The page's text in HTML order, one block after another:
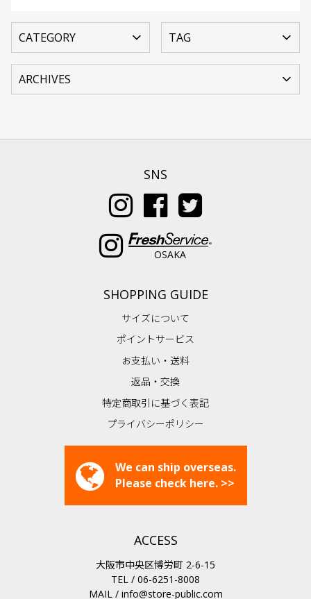
SNS
OSAKA
SHOPPING GUIDE
サイズについて
ポイントサービス
お支払い・送料
返品・交換
特定商取引に基づく表記
プライバシーポリシー
We can ship overseas.
Please check here. >>
ACCESS
大阪市中央区博労町 2-6-15
TEL / 06-6251-8008
MAIL / info@store-public.com